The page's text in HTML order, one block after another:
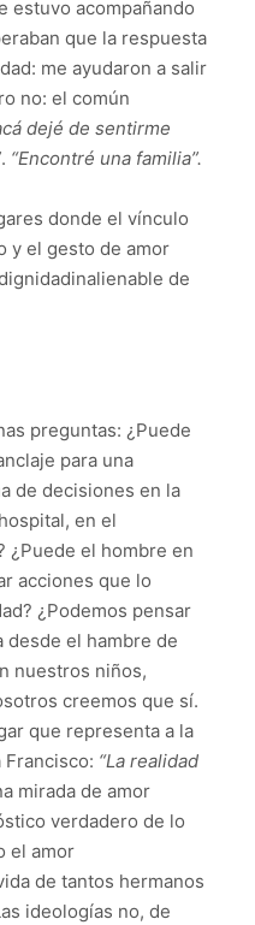
estuvo acompañando
que la respuesta
me ayudaron a salir
no: el común
dejé de sentirme
. “Encontré una familia”.
donde el vínculo
y el gesto de amor
de
preguntas: ¿Puede
para una
de decisiones en la
en el
¿Puede el hombre en
acciones que lo
¿Podemos pensar
desde el hambre de
nuestros niños,
creemos que sí.
que representa a la
Francisco: “La realidad
mirada de amor
verdadero de lo
el amor
de tantos hermanos
ideologías no, de